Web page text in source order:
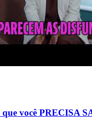
você PRECISA